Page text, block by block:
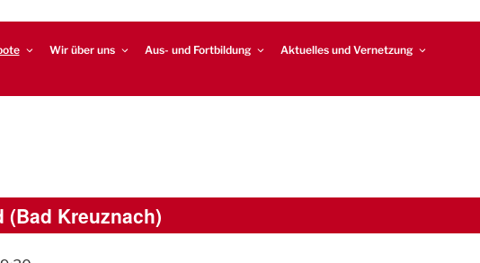
Wir über uns Aus- und Fortbildung Aktuelles und Vernetzung
(Bad Kreuznach)